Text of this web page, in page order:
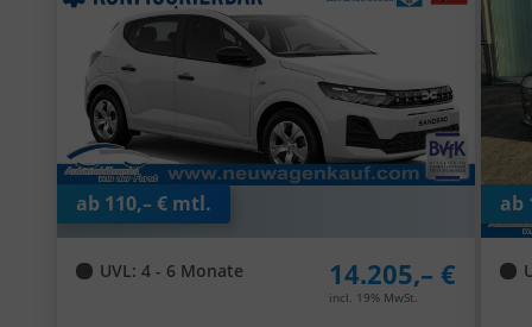
UVL : 4 - 6 Monate 14.205,– €
incl. 19% MwSt.
ab 110,– € mtl. ab